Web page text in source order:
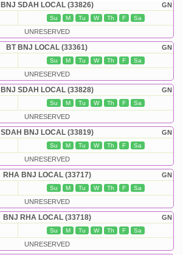
GN
BNJ SDAH LOCAL (33826)
Su M Tu W Th F Sa
UNRESERVED
GN
BT BNJ LOCAL (33361)
Su M Tu W Th F Sa
UNRESERVED
GN
BNJ SDAH LOCAL (33828)
Su M Tu W Th F Sa
UNRESERVED
GN
SDAH BNJ LOCAL (33819)
Su M Tu W Th F Sa
UNRESERVED
GN
RHA BNJ LOCAL (33717)
Su M Tu W Th F Sa
UNRESERVED
GN
BNJ RHA LOCAL (33718)
Su M Tu W Th F Sa
UNRESERVED